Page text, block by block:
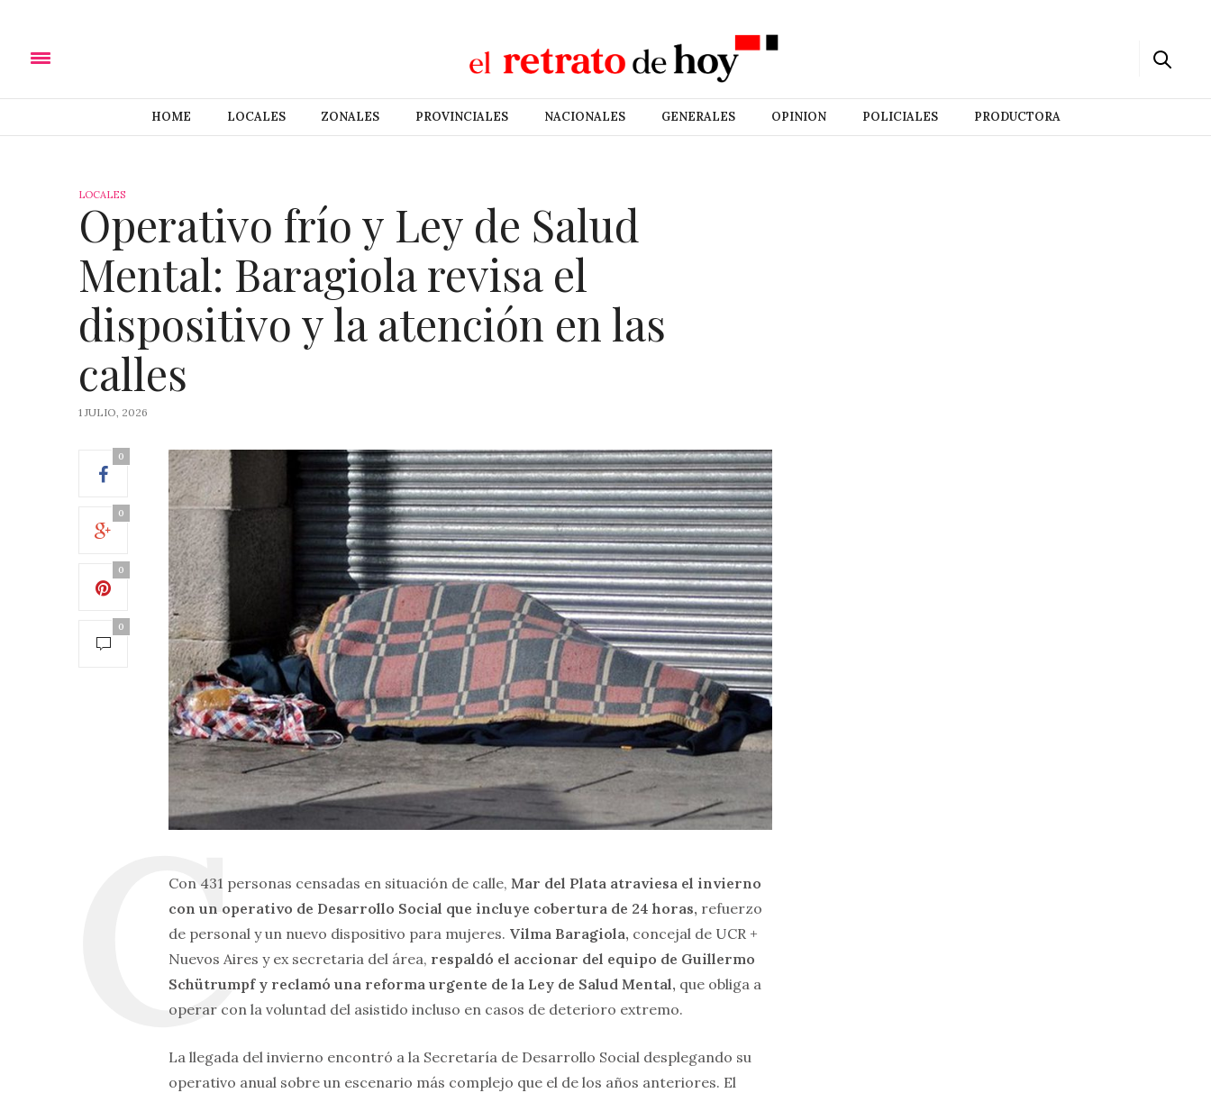
HOME LOCALES ZONALES PROVINCIALES NACIONALES GENERALES OPINION POLICIALES PRODUCTORA
LOCALES
Operativo frío y Ley de Salud
Mental: Baragiola revisa el
dispositivo y la atención en las
calles
1 JULIO, 2026
0
0
0
0
Con 431 personas censadas en situación de calle, Mar del Plata atraviesa el invierno
con un operativo de Desarrollo Social que incluye cobertura de 24 horas, refuerzo
de personal y un nuevo dispositivo para mujeres. Vilma Baragiola, concejal de UCR +
Nuevos Aires y ex secretaria del área, respaldó el accionar del equipo de Guillermo
Schütrumpf y reclamó una reforma urgente de la Ley de Salud Mental, que obliga a
operar con la voluntad del asistido incluso en casos de deterioro extremo.
La llegada del invierno encontró a la Secretaría de Desarrollo Social desplegando su
operativo anual sobre un escenario más complejo que el de los años anteriores. El